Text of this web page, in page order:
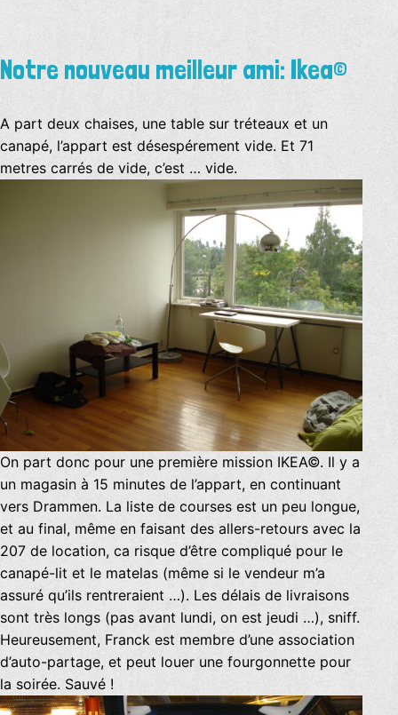
Notre nouveau meilleur ami: Ikea©
A part deux chaises, une table sur tréteaux et un
canapé, l’appart est désespérement vide. Et 71
metres carrés de vide, c’est … vide.
On part donc pour une première mission IKEA©. Il y a
un magasin à 15 minutes de l’appart, en continuant
vers Drammen. La liste de courses est un peu longue,
et au final, même en faisant des allers-retours avec la
207 de location, ca risque d’être compliqué pour le
canapé-lit et le matelas (même si le vendeur m’a
assuré qu’ils rentreraient …). Les délais de livraisons
sont très longs (pas avant lundi, on est jeudi …), sniff.
Heureusement, Franck est membre d’une association
d’auto-partage, et peut louer une fourgonnette pour
la soirée. Sauvé !